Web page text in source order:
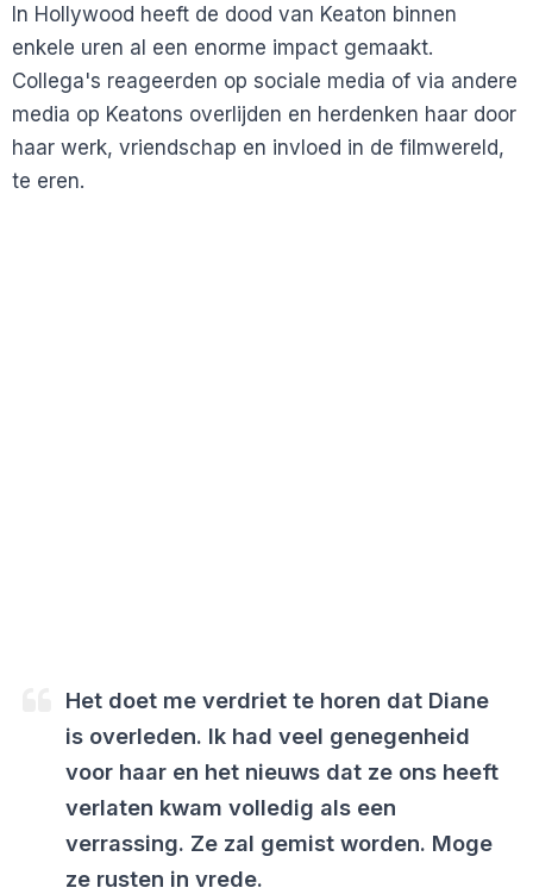
In Hollywood heeft de dood van Keaton binnen
enkele uren al een enorme impact gemaakt.
Collega's reageerden op sociale media of via andere
media op Keatons overlijden en herdenken haar door
haar werk, vriendschap en invloed in de filmwereld,
te eren.
Het doet me verdriet te horen dat Diane
is overleden. Ik had veel genegenheid
voor haar en het nieuws dat ze ons heeft
verlaten kwam volledig als een
verrassing. Ze zal gemist worden. Moge
ze rusten in vrede.